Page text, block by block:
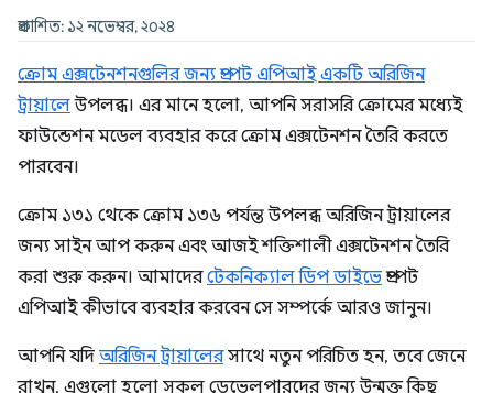
প্রকাশিত: ১২ নভেম্বর, ২০২৪
ক্রোম এক্সটেনশনগুলির জন্য প্রম্পট এপিআই একটি অরিজিন
ট্রায়ালেউপলব্ধ। এর মানে হলো, আপনি সরাসরি ক্রোমের মধ্যেই
ফাউন্ডেশন মডেল ব্যবহার করে ক্রোম এক্সটেনশন তৈরি করতে
পারবেন।
ক্রোম ১৩১ থেকে ক্রোম ১৩৬ পর্যন্ত উপলব্ধ অরিজিন ট্রায়ালের
জন্য সাইন আপ করুন এবং আজই শক্তিশালী এক্সটেনশন তৈরি
করা শুরু করুন। আমাদেরটেকনিক্যাল ডিপ ডাইভেপ্রম্পট
এপিআই কীভাবে ব্যবহার করবেন সে সম্পর্কে আরও জানুন।
আপনি যদি অরিজিন ট্রায়ালেরসাথে নতুন পরিচিত হন, তবে জেনে
রাখুন, এগুলো হলো সকল ডেভেলপারদের জন্য উন্মুক্ত কিছু